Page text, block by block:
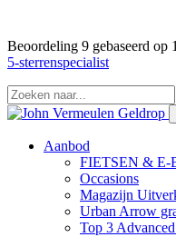
Beoordeling 9 gebaseerd op
5-sterrenspecialist
Aanbod
FIETSEN & E-
Occasions
Magazijn
Urban Arrow
Top 3